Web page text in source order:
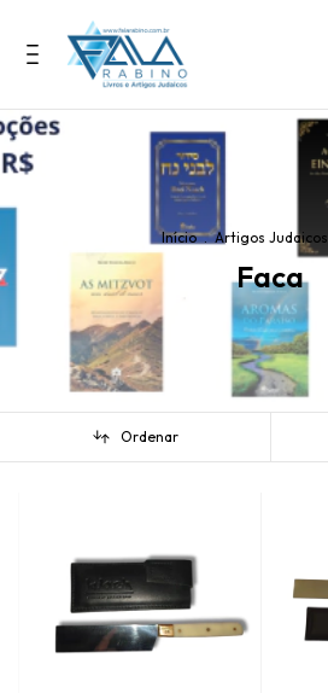
Início . Artigos Judaicos
Faca
Ordenar